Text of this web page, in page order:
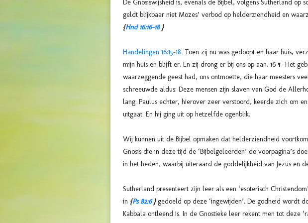
De Gnosiswijsheid is, evenals de Bijbel, volgens Sutherland
geldt blijkbaar niet Mozes’ verbod op helderziendheid en
{Hnd 16:16-18}
Handelingen 16:15-18 Toen zij nu was gedoopt en haar huis,
mijn huis en blijft er. En zij drong er bij ons op aan. 16 ¶ Het
waarzeggende geest had, ons ontmoette, die haar meesters
schreeuwde aldus: Deze mensen zijn slaven van God de
lang. Paulus echter, hierover zeer verstoord, keerde zich om
uitgaat. En hij ging uit op hetzelfde ogenblik.
Wij kunnen uit de Bijbel opmaken dat helderziendheid
Gnosis die in deze tijd de ‘Bijbelgeleerden’ de voorpagina’s
in het heden, waarbij uiteraard de goddelijkheid van Jezus en
Sutherland presenteert zijn leer als een ‘esoterisch
in {Ps 82:6}gedoeld op deze ‘ingewijden’. De godheid wordt
Kabbala ontleend is. In de Gnostieke leer rekent men tot deze